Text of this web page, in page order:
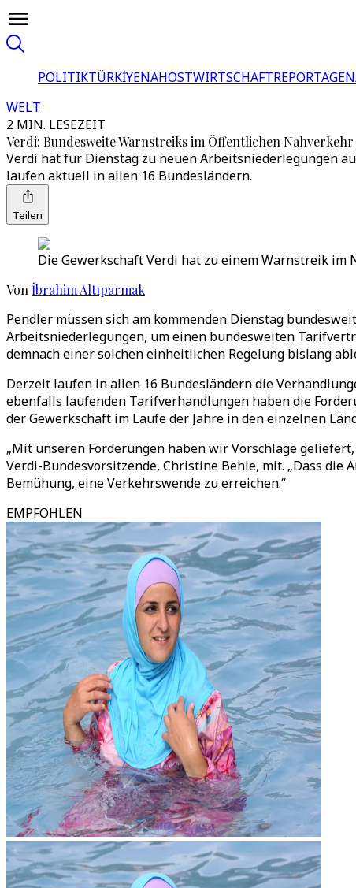
POLITIKTÜRKİYENAHOSTWIRTSCHAFT
WELT
2 MIN. LESEZEIT
Verdi: Bundesweite Warnstreiks im Öffentlichen
Verdi hat für Dienstag zu neuen Arbeitsniederlegungen
laufen aktuell in allen 16 Bundesländern.
Teilen
Die Gewerkschaft Verdi hat zu einem Warnstreik im
Von İbrahim Altıparmak
Pendler müssen sich am kommenden Dienstag
Arbeitsniederlegungen, um einen bundesweiten
demnach einer solchen einheitlichen Regelung bislang
Derzeit laufen in allen 16 Bundesländern die
ebenfalls laufenden Tarifverhandlungen haben die
der Gewerkschaft im Laufe der Jahre in den einzelnen
„Mit unseren Forderungen haben wir Vorschläge
Verdi-Bundesvorsitzende, Christine Behle, mit. „Dass
Bemühung, eine Verkehrswende zu erreichen.“
EMPFOHLEN